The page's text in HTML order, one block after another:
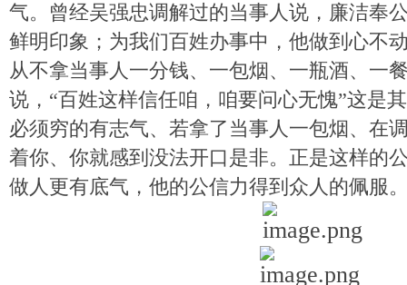
气。曾经吴强忠调解过的当事人说，廉洁奉
鲜明印象；为我们百姓办事中，他做到心不
从不拿当事人一分钱、一包烟、一瓶酒、一
说，“百姓这样信任咱，咱要问心无愧”这是
必须穷的有志气、若拿了当事人一包烟、在
着你、你就感到没法开口是非。正是这样的
做人更有底气，他的公信力得到众人的佩服